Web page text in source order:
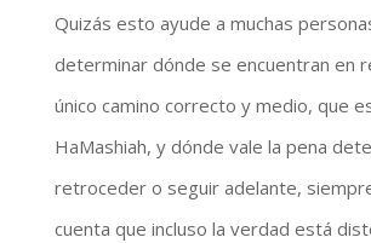
Quizás esto ayude a muchas
determinar dónde se encuentran en
único camino correcto y medio, que
HaMashiah, y dónde vale la pena
retroceder o seguir adelante,
cuenta que incluso la verdad está